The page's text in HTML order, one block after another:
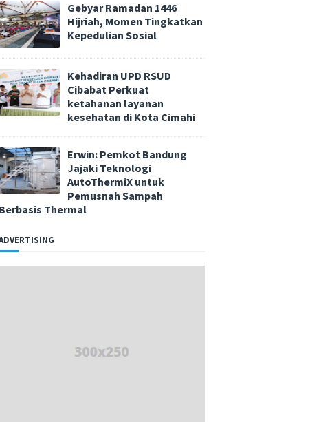
Gebyar Ramadan 1446
Hijriah, Momen Tingkatkan
Kepedulian Sosial
Kehadiran UPD RSUD
Cibabat Perkuat
ketahanan layanan
kesehatan di Kota Cimahi
Erwin: Pemkot Bandung
Jajaki Teknologi
AutoThermiX untuk
Pemusnah Sampah
Berbasis Thermal